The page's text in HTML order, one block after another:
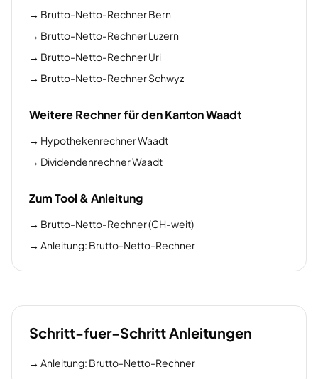
→ Brutto-Netto-Rechner Bern
→ Brutto-Netto-Rechner Luzern
→ Brutto-Netto-Rechner Uri
→ Brutto-Netto-Rechner Schwyz
Weitere Rechner für den Kanton Waadt
→ Hypothekenrechner Waadt
→ Dividendenrechner Waadt
Zum Tool & Anleitung
→ Brutto-Netto-Rechner (CH-weit)
→ Anleitung: Brutto-Netto-Rechner
Schritt-fuer-Schritt Anleitungen
→ Anleitung: Brutto-Netto-Rechner